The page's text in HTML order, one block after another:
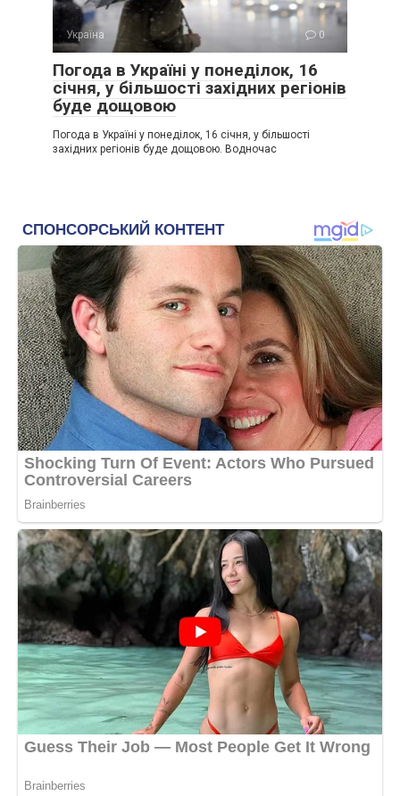
Україна 0
Погода в Україні у понеділок, 16
січня, у більшості західних регіонів
буде дощовою
Погода в Україні у понеділок, 16 січня, у більшості
західних регіонів буде дощовою. Водночас